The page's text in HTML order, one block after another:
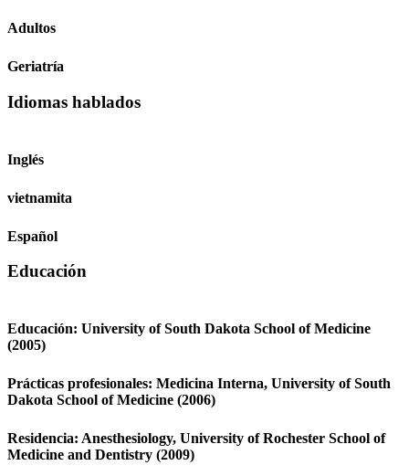
Adultos
Geriatría
Idiomas hablados
Inglés
vietnamita
Español
Educación
Educación: University of South Dakota School of Medicine
(2005)
Prácticas profesionales: Medicina Interna, University of South
Dakota School of Medicine (2006)
Residencia: Anesthesiology, University of Rochester School of
Medicine and Dentistry (2009)